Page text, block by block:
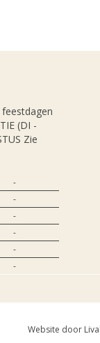
(DI -
Zie
-
-
-
-
-
-
Website door